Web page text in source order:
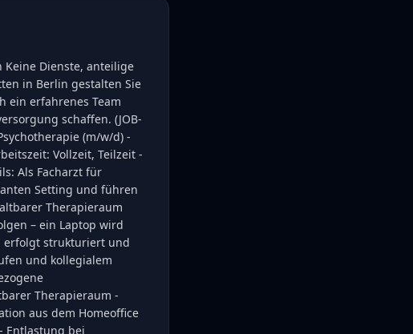
Keine Dienste, anteilige
in Berlin gestalten Sie
ein erfahrenes Team
schaffen. (JOB-
(m/w/d) -
Vollzeit, Teilzeit -
Als Facharzt für
Setting und führen
Therapieraum
– ein Laptop wird
erfolgt strukturiert und
und kollegialem
Therapieraum -
aus dem Homeoffice
Entlastung bei